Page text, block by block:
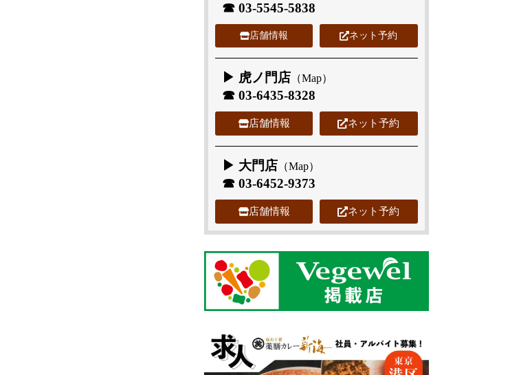
☎03-5545-5838
店舗情報 ネット予約
▶ 虎ノ門店 （Map）
☎03-6435-8328
店舗情報 ネット予約
▶ 大門店 （Map）
☎03-6452-9373
店舗情報 ネット予約